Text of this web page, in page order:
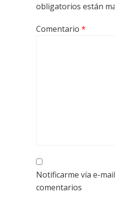
obligatorios están
Comentario *
Notificarme vía e-
comentarios